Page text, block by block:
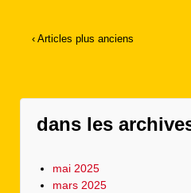
‹ Articles plus anciens
dans les
mai 2025
mars 2025